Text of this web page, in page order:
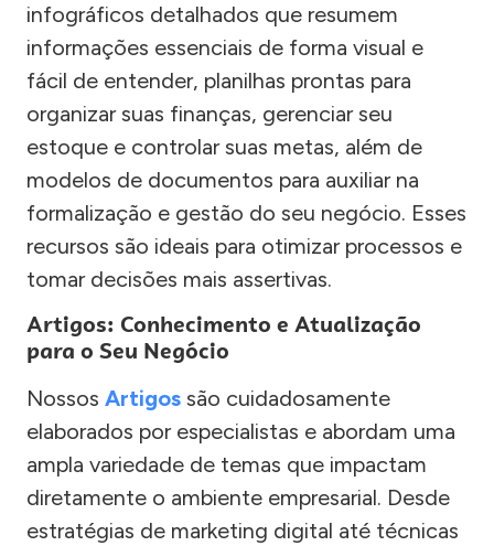
infográficos detalhados que resumem
informações essenciais de forma visual e
fácil de entender, planilhas prontas para
organizar suas finanças, gerenciar seu
estoque e controlar suas metas, além de
modelos de documentos para auxiliar na
formalização e gestão do seu negócio. Esses
recursos são ideais para otimizar processos e
tomar decisões mais assertivas.
Artigos: Conhecimento e Atualização
para o Seu Negócio
Nossos Artigos são cuidadosamente
elaborados por especialistas e abordam uma
ampla variedade de temas que impactam
diretamente o ambiente empresarial. Desde
estratégias de marketing digital até técnicas